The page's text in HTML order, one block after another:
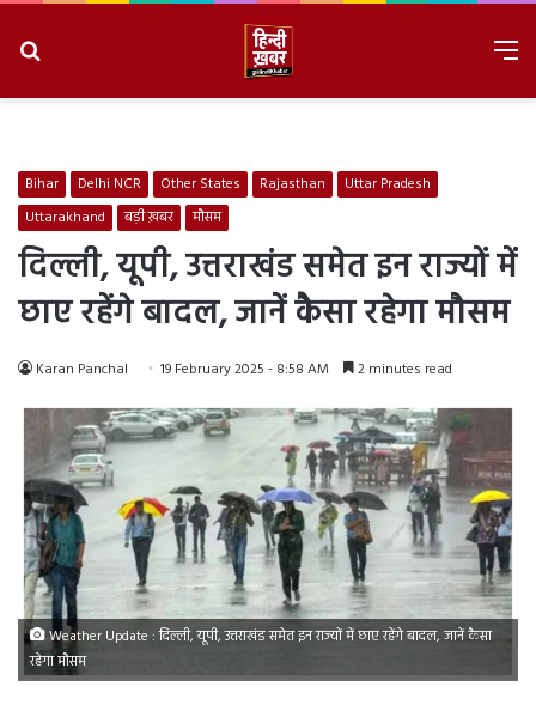
Bihar Delhi NCR Other States Rajasthan
Uttar Pradesh
Uttarakhand
बड़ी ख़बर मौसम
दिल्ली, यूपी, उत्तराखंड समेत इन राज्यों में
छाए रहेंगे बादल, जानें कैसा रहेगा मौसम
Karan Panchal 19 February 2025 - 8:58 AM 2 minutes read
Weather Update : दिल्ली, यूपी, उत्तराखंड समेत इन राज्यों में छाए रहेंगे बादल, जानें कैसा
रहेगा मौसम